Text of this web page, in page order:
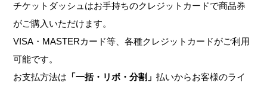
チケットダッシュはお手持ちのクレジットカードで商品券
がご購入いただけます。
VISA・MASTERカード等、各種クレジットカードがご利用
可能です。
お支払方法は 「一括・リボ・分割」払いからお客様のライ